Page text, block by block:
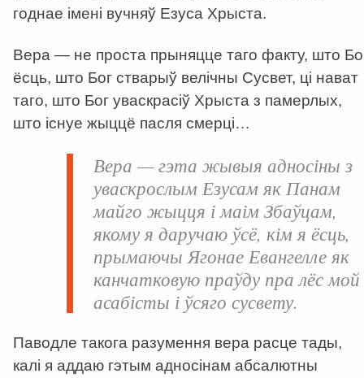
годнае імені вучняў Езуса Хрыста.
Вера — не проста прыняцце таго факту, што
ёсць, што Бог стварыў велічны Сусвет, ці нават
таго, што Бог уваскрасіў Хрыста з памерлых,
што існуе жыццё пасля смерці…
Вера — гэта жывыя адносіны з
уваскрослым Езусам як Панам
майго жыцця і маім Збаўцам,
якому я даручаю ўсё, кім я ёсць,
прымаючы Ягонае Евангелле як
канчатковую праўду пра лёс мой
асабісты і ўсяго сусвету.
Паводле такога разумення вера расце тады,
калі я аддаю гэтым адносінам абсалютны